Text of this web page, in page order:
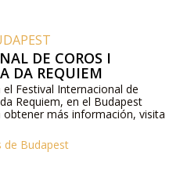
DE COROS I
DA REQUIEM
Festival Internacional de
Requiem, en el Budapest
obtener más información, visita
de Budapest